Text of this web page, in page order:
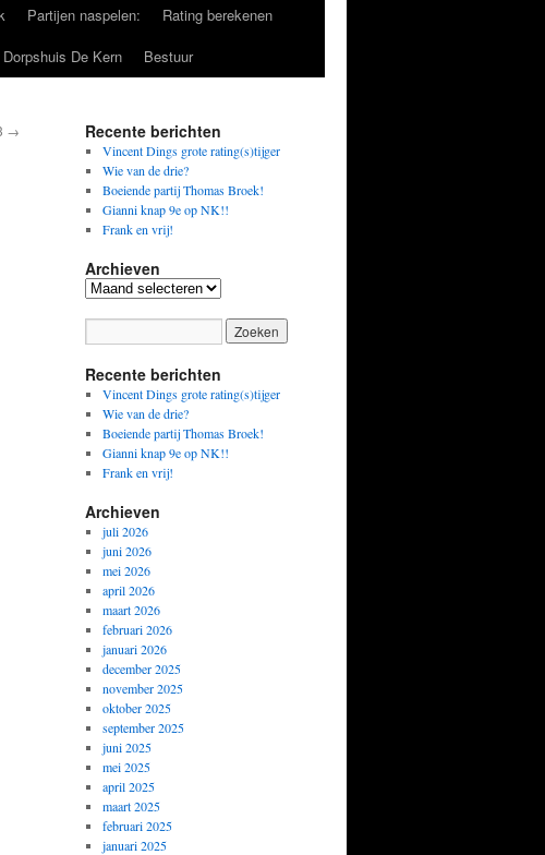
Partijen naspelen:
Rating berekenen
De Kern Bestuur
→ Recente berichten
Vincent Dings grote rating(s)tijger
Wie van de drie?
Boeiende partij Thomas Broek!
Gianni knap 9e op NK!!
Frank en vrij!
Archieven
Archieven
Recente berichten
Vincent Dings grote rating(s)tijger
Wie van de drie?
Boeiende partij Thomas Broek!
Gianni knap 9e op NK!!
Frank en vrij!
Archieven
juli 2026
juni 2026
mei 2026
april 2026
maart 2026
februari 2026
januari 2026
december 2025
november 2025
oktober 2025
september 2025
juni 2025
mei 2025
april 2025
maart 2025
februari 2025
januari 2025